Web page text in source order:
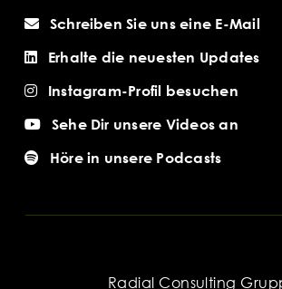
Schreiben Sie uns eine E-Mail
Erhalte die neuesten Updates
Instagram-Profil besuchen
Sehe Dir unsere Videos an
Höre in unsere Podcasts
Radial Consulting